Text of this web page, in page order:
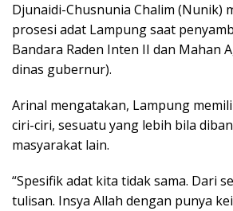
Djunaidi-Chusnunia Chalim (Nunik)
prosesi adat Lampung saat
Bandara Raden Inten II dan Mahan
dinas gubernur).
Arinal mengatakan, Lampung
ciri-ciri, sesuatu yang lebih bila
masyarakat lain.
“Spesifik adat kita tidak sama. Dari
tulisan. Insya Allah dengan punya